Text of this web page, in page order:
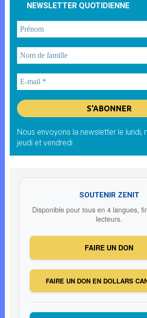
NEWSLETTER QUOTIDIENNE
Nous envoyons la newsletter le lundi,
jeudi et vendredi
SOUTENIR ZENIT
Disponible pour tous en 4 langues,
lecteurs.
FAIRE UN DON
FAIRE UN DON EN DOLLARS